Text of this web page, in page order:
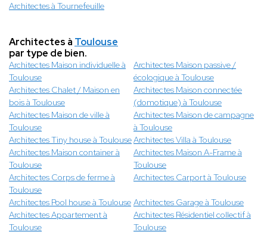
Architectes à Tournefeuille
Architectes à Toulouse
par type de bien.
Architectes Maison individuelle à
Toulouse
Architectes Maison passive /
écologique à Toulouse
Architectes Chalet / Maison en
bois à Toulouse
Architectes Maison connectée
(domotique) à Toulouse
Architectes Maison de ville à
Toulouse
Architectes Maison de campagne
à Toulouse
Architectes Tiny house à ToulouseArchitectes Villa à Toulouse
Architectes Maison container à
Toulouse
Architectes Maison A-Frame à
Toulouse
Architectes Corps de ferme à
Toulouse
Architectes Carport à Toulouse
Architectes Pool house à Toulouse Architectes Garage à Toulouse
Architectes Appartement à
Toulouse
Architectes Résidentiel collectif à
Toulouse